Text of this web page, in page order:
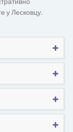
у Лесковцу.